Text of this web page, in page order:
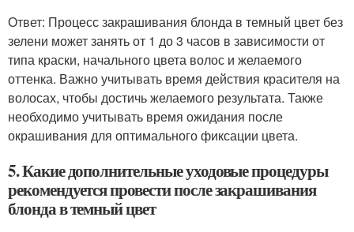
Ответ: Процесс закрашивания блонда в темный цвет без
зелени может занять от 1 до 3 часов в зависимости от
типа краски, начального цвета волос и желаемого
оттенка. Важно учитывать время действия красителя на
волосах, чтобы достичь желаемого результата. Также
необходимо учитывать время ожидания после
окрашивания для оптимального фиксации цвета.
5. Какие дополнительные уходовые процедуры
рекомендуется провести после закрашивания
блонда в темный цвет